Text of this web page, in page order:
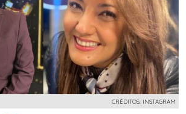
CRÉDITOS: INSTAGRAM